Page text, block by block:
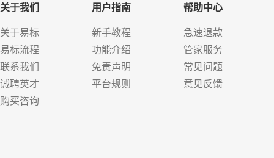
关于我们
关于易标
易标流程
联系我们
诚聘英才
购买咨询
用户指南
新手教程
功能介绍
免责声明
平台规则
帮助中心
急速退款
管家服务
常见问题
意见反馈